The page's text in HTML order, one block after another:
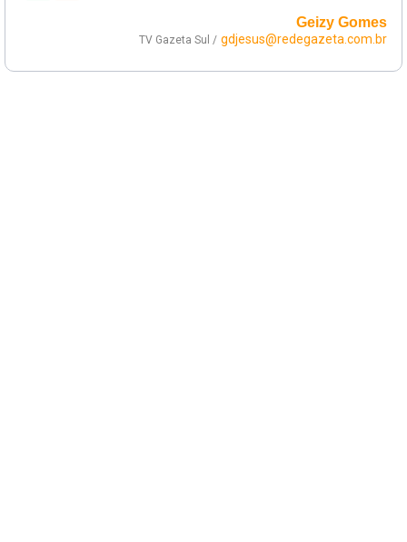
Geizy Gomes
TV Gazeta Sul / gdjesus@redegazeta.com.br